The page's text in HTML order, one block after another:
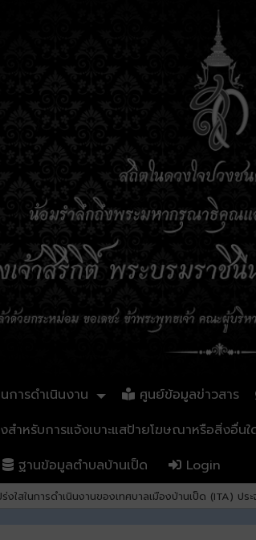
การดำเนินงาน ศูนย์ข้อมูลข่าวสาร
สำหรับการแจ้งเบาะแสป้ายโฆษณาหรือสิ่งอื่
ฐานข้อมูลตำบลบ้านเป็ด Login
ใสในการดำเนินงานของเทศบาลเมืองบ้านเป็ด (ITA) ป